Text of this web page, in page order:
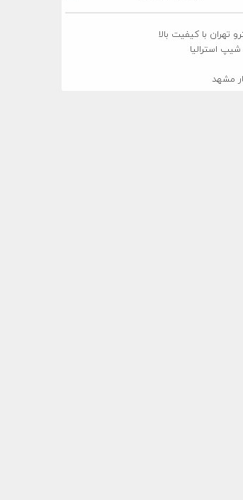
تهران با کیفیت بالا
استرالیا
مشهد